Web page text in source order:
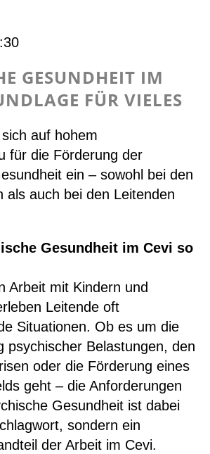
Kosten
JugendGESUNDHEIT IM
FÜR VIELES
auf hohem
für die Förderung der
ein – sowohl bei den
als auch bei den Leitenden
Gesundheit im Cevi so
Arbeit mit Kindern und
Leitende oft
Situationen. Ob es um die
psychischer Belastungen, den
oder die Förderung eines
geht – die Anforderungen
Gesundheit ist dabei
sondern ein
der Arbeit im Cevi.